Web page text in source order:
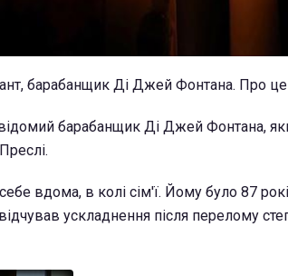
барабанщик Ді Джей Фонтана. Про це
барабанщик Ді Джей Фонтана,
вдома, в колі сім'ї. Йому було 87
ускладнення після перелому